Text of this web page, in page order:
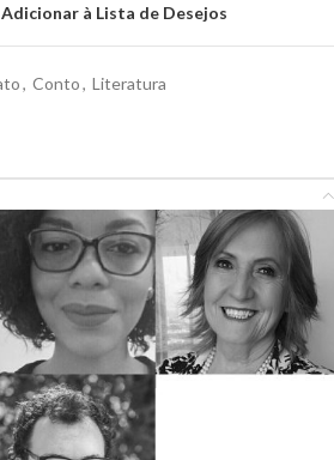
Adicionar à Lista de Desejos
, Conto, Literatura